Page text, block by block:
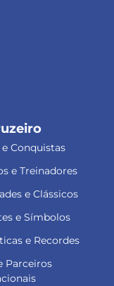
Conquistas
e Treinadores
e Clássicos
e Símbolos
e Recordes
Parceiros